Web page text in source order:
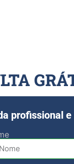
profissional e